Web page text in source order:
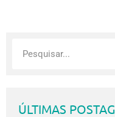
ÚLTIMAS